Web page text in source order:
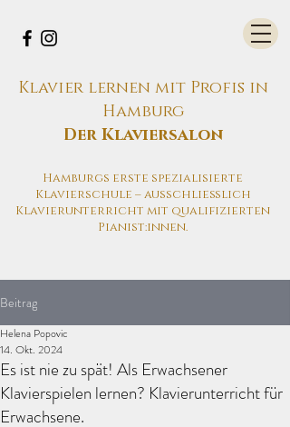
Klavier lernen mit Profis in
Hamburg
Der Klaviersalon
Hamburgs erste spezialisierte
Klavierschule – ausschließlich
Klavierunterricht mit qualifizierten
Pianist:innen.
Beitrag
Es ist nie zu spät! Als Erwachsener
Klavierspielen lernen? Klavierunterricht für
Erwachsene.
Helena Popovic
14. Okt. 2024